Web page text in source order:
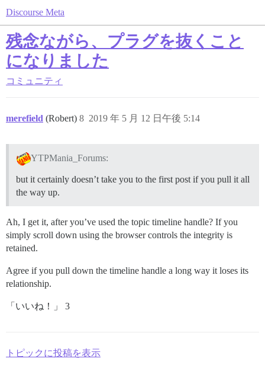
Discourse Meta
残念ながら、プラグを抜くこと
になりました
コミュニティ
merefield (Robert) 2019 年 5 月 12 日午後 5:14
8
YTPMania_Forums:
but it certainly doesn’t take you to the first post if you pull it all
the way up.
Ah, I get it, after you’ve used the topic timeline handle? If you
simply scroll down using the browser controls the integrity is
retained.
Agree if you pull down the timeline handle a long way it loses its
relationship.
「いいね！」 3
トピックに投稿を表示